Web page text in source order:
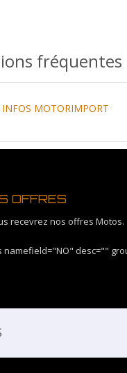
fréquentes
INFOS MOTORIMPORT
OFFRES
recevrez nos offres Motos.
namefield="NO" desc=""